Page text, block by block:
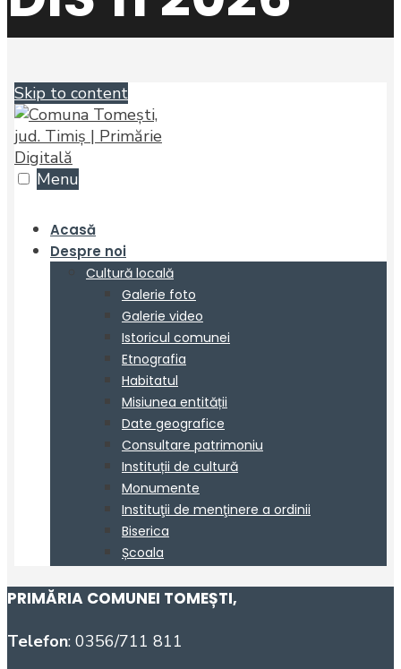
PRIMĂRIA COMUNEI TOMEȘTI,
Telefon: 0356/711 811